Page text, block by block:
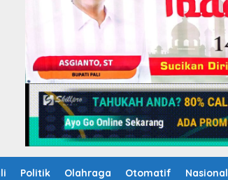
Politik Olahraga Otomatif Nasional